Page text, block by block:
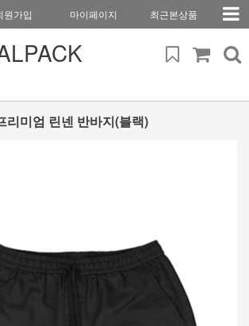
원가입 마이페이지 최근본상품
리미엄 린넨 반바지(블랙)